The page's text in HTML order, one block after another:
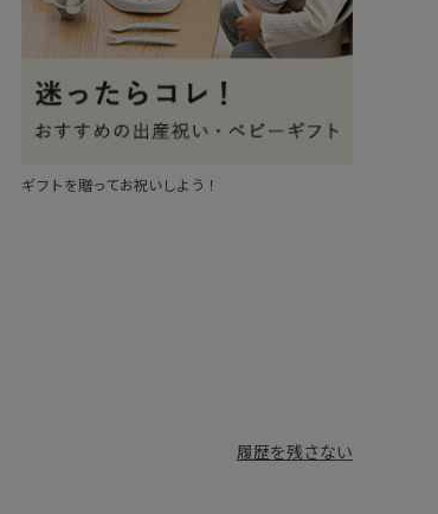
ギフトを贈ってお祝いしよう！
履歴を残さない